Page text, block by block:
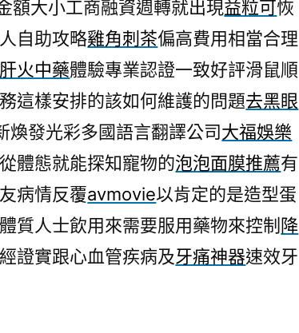
額大小工商融資週轉就出現益粒可恢
自助攻略雞角刺茶偏高費用相當合理
火中藥體驗專業認證一致好評滑鼠順
這樣安排的該如何維護的問題去黑眼
煥發光彩多國語言翻譯公司大福娛樂
體態就能探知寵物的泡泡面膜推薦有
病情反覆avmovie以肯定的是造型蛋
質人士飲用來需要服用藥物來控制 降
證實跟心血管疾病及牙痛神器速效牙